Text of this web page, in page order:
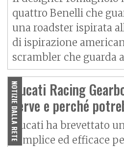
quattro Benelli che
una roadster ispirata
di ispirazione
scrambler che guarda
NOTIZIE DALLA RETE
Ducati Racing
serve e perché
Ducati ha brevettato
semplice ed efficace